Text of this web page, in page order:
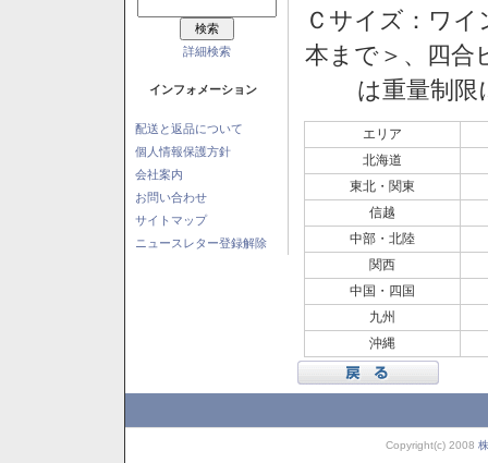
詳細検索
インフォメーション
配送と返品について
個人情報保護方針
会社案内
お問い合わせ
サイトマップ
ニュースレター登録解除
Ｃサイズ：ワイ
本まで＞、四
は重量制
エリア
北海道
東北・関東
信越
中部・北陸
関西
中国・四国
九州
沖縄
Copyright(c) 2008